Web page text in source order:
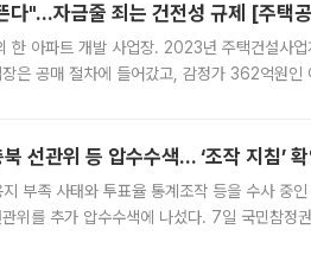
다"…자금줄 죄는 건전성 규제 [주택
한 아파트 개발 사업장. 2023년 주택건설사
장은 공매 절차에 들어갔고, 감정가 362억원
북 선관위 등 압수수색… ‘조작 지침’
부족 사태와 투표율 통계조작 등을 수사 중인
위를 추가 압수수색에 나섰다. 7일 국민참정